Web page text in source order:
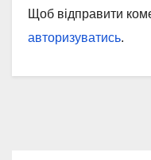
Щоб відправити
авторизуватись.